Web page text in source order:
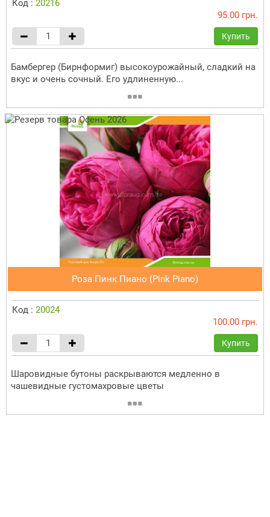
Код : 20216
95.00 грн.
Купить
Бамбергер (Бирнформиг) высокоурожайный, сладкий на
вкус и очень сочный. Его удлиненную...
Роза Пинк Пиано (Pink Piano)
Код : 20024
100.00 грн.
Купить
Шаровидные бутоны раскрываются медленно в
чашевидные густомахровые цветы